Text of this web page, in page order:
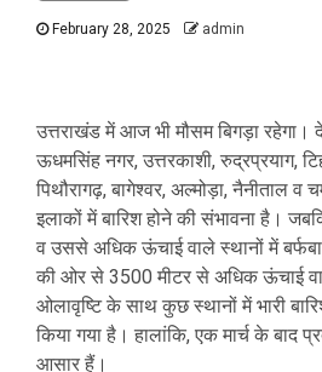
February 28, 2025 admin
उत्तराखंड में आज भी मौसम बिगड़ा रहेगा।
ऊधमसिंह नगर, उत्तरकाशी, रुद्रप्रयाग,
पिथौरागढ़, बागेश्वर, अल्मोड़ा, नैनीताल
इलाकों में बारिश होने की संभावना है।
व उससे अधिक ऊंचाई वाले स्थानों में
की ओर से 3500 मीटर से अधिक ऊंचाई
ओलावृष्टि के साथ कुछ स्थानों में भारी
किया गया है। हालांकि, एक मार्च के बाद
आसार हैं।